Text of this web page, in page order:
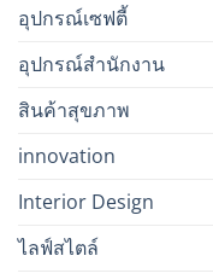
อุปกรณ์เซฟตี้
อุปกรณ์สำนักงาน
สินค้าสุขภาพ
innovation
Interior Design
ไลฟ์สไตล์